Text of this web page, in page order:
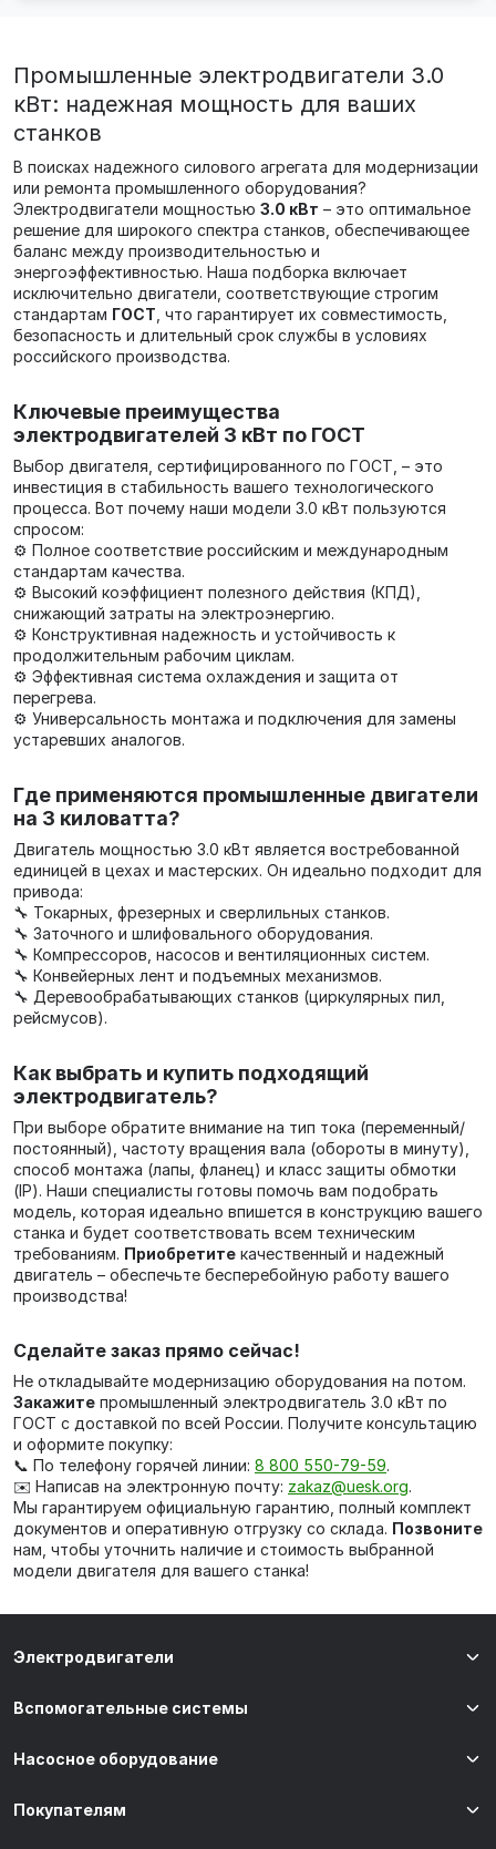
Промышленные электродвигатели 3.0
кВт: надежная мощность для ваших
станков
В поисках надежного силового агрегата для модернизации
или ремонта промышленного оборудования?
Электродвигатели мощностью 3.0 кВт – это оптимальное
решение для широкого спектра станков, обеспечивающее
баланс между производительностью и
энергоэффективностью. Наша подборка включает
исключительно двигатели, соответствующие строгим
стандартам ГОСТ , что гарантирует их совместимость,
безопасность и длительный срок службы в условиях
российского производства.
Ключевые преимущества
электродвигателей 3 кВт по ГОСТ
Выбор двигателя, сертифицированного по ГОСТ, – это
инвестиция в стабильность вашего технологического
процесса. Вот почему наши модели 3.0 кВт пользуются
спросом:
⚙️ Полное соответствие российским и международным
стандартам качества.
⚙️ Высокий коэффициент полезного действия (КПД),
снижающий затраты на электроэнергию.
⚙️ Конструктивная надежность и устойчивость к
продолжительным рабочим циклам.
⚙️ Эффективная система охлаждения и защита от
перегрева.
⚙️ Универсальность монтажа и подключения для замены
устаревших аналогов.
Где применяются промышленные двигатели
на 3 киловатта?
Двигатель мощностью 3.0 кВт является востребованной
единицей в цехах и мастерских. Он идеально подходит для
привода:
🔧 Токарных, фрезерных и сверлильных станков.
🔧 Заточного и шлифовального оборудования.
🔧 Компрессоров, насосов и вентиляционных систем.
🔧 Конвейерных лент и подъемных механизмов.
🔧 Деревообрабатывающих станков (циркулярных пил,
рейсмусов).
Как выбрать и купить подходящий
электродвигатель?
При выборе обратите внимание на тип тока (переменный/
постоянный), частоту вращения вала (обороты в минуту),
способ монтажа (лапы, фланец) и класс защиты обмотки
(IP). Наши специалисты готовы помочь вам подобрать
модель, которая идеально впишется в конструкцию вашего
станка и будет соответствовать всем техническим
требованиям. Приобретите качественный и надежный
двигатель – обеспечьте бесперебойную работу вашего
производства!
Сделайте заказ прямо сейчас!
Не откладывайте модернизацию оборудования на потом.
Закажите промышленный электродвигатель 3.0 кВт по
ГОСТ с доставкой по всей России. Получите консультацию
и оформите покупку:
📞 По телефону горячей линии: 8 800 550-79-59.
✉️ Написав на электронную почту: zakaz@uesk.org.
Мы гарантируем официальную гарантию, полный комплект
документов и оперативную отгрузку со склада. Позвоните
нам, чтобы уточнить наличие и стоимость выбранной
модели двигателя для вашего станка!
Электродвигатели
Вспомогательные системы
Насосное оборудование
Покупателям